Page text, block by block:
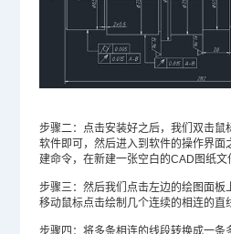
步骤二：点击安装好之后，我们双击鼠
软件即可，然后进入到软件的操作界面
建命令，在新建一张空白的CAD图纸文
步骤三：然后我们点击左边的绘图面板
移动鼠标点击绘制几个连续的相连的直
步骤四：将多条相连的线段转换成一条